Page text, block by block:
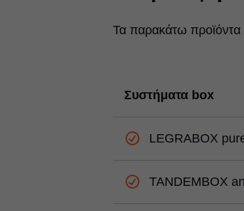
Τα παρακάτω προϊόντα
Συστήματα box
LEGRABOX
TANDEMBOX